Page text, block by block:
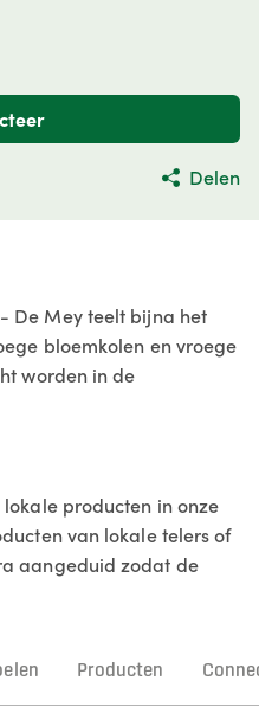
Delen
De Mey teelt bijna het
bloemkolen en vroege
worden in de
producten in onze
van lokale telers of
aangeduid zodat de
Producten